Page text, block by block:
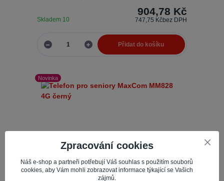
904,78 Kč
747,75 Kčbez DPH
Skladem 10
Přidat do košíku
Novinka
Zpracování cookies
Náš e-shop a partneři potřebují Váš souhlas s použitím souborů
cookies, aby Vám mohli zobrazovat informace týkající se Vašich
zájmů.